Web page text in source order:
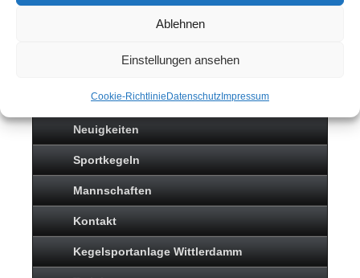
Ablehnen
Einstellungen ansehen
Cookie-Richtlinie Datenschutz Impressum
Neuigkeiten
Sportkegeln
Mannschaften
Kontakt
Kegelsportanlage Wittlerdamm